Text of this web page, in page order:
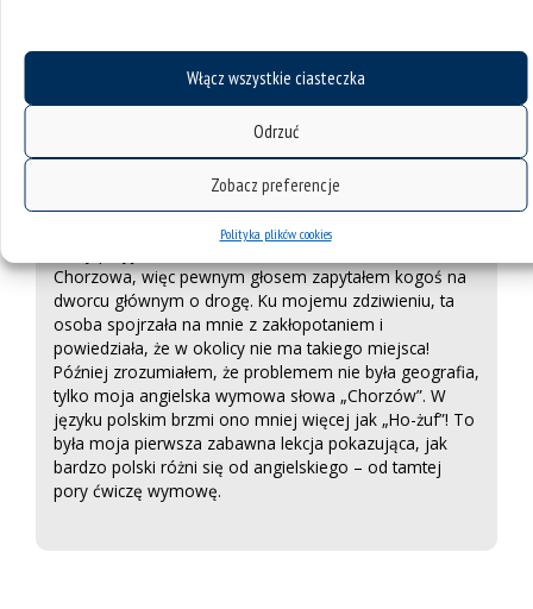
Włącz wszystkie ciasteczka
Odrzuć
Zobacz preferencje
Polityka plików cookies
możliwości rozwoju w badaniach i dydaktyce
Co mnie zaskoczyło?
Chorzowa, więc pewnym głosem zapytałem kogoś na
dworcu głównym o drogę. Ku mojemu zdziwieniu, ta
osoba spojrzała na mnie z zakłopotaniem i
powiedziała, że w okolicy nie ma takiego miejsca!
Później zrozumiałem, że problemem nie była geografia,
tylko moja angielska wymowa słowa „Chorzów”. W
języku polskim brzmi ono mniej więcej jak „Ho-żuf”! To
była moja pierwsza zabawna lekcja pokazująca, jak
bardzo polski różni się od angielskiego – od tamtej
pory ćwiczę wymowę.